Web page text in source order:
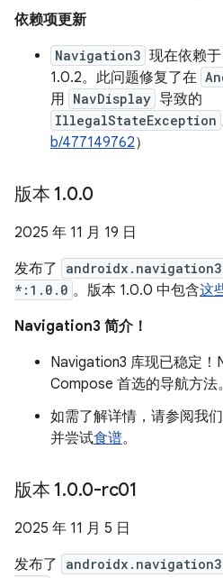
依赖项更新
Navigation3 现在依赖于
1.0.2。此问题修复了在
用 NavDisplay 导致的
IllegalStateException
b/477149762）
版本 1.0.0
2025 年 11 月 19 日
发布了
*:1.0.0 。版本 1.0.0 中包含这
Navigation3 简介！
Navigation3 库现已稳定
Compose 首选的导航方法。
如需了解详情，请参阅我
并尝试食谱。
版本 1.0.0-rc01
2025 年 11 月 5 日
发布了